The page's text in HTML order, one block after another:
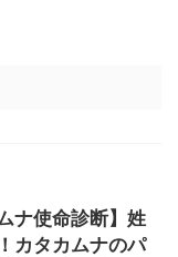
ナ使命診断】姓
カタカムナのパ